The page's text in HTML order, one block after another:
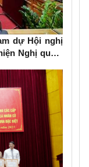
dự Hội nghị
Nghị quyết